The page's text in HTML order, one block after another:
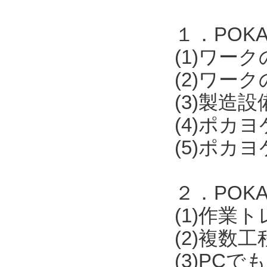
１．
(1)ワーク
(2)ワーク
(3)製造設
(4)ポカヨ
(5)ポカヨ
２．
(1)作業ト
(2)複数工
(3)PCで